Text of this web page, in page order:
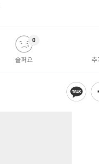
슬퍼요
0